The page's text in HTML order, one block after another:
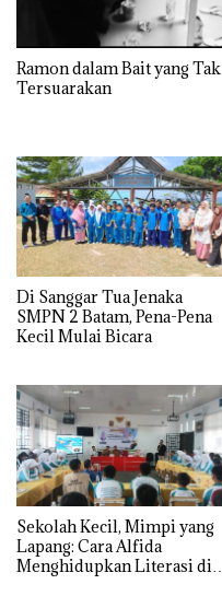
Ramon dalam Bait yang Tak
Tersuarakan
Di Sanggar Tua Jenaka
SMPN 2 Batam, Pena-Pena
Kecil Mulai Bicara
Sekolah Kecil, Mimpi yang
Lapang: Cara Alfida
Menghidupkan Literasi di